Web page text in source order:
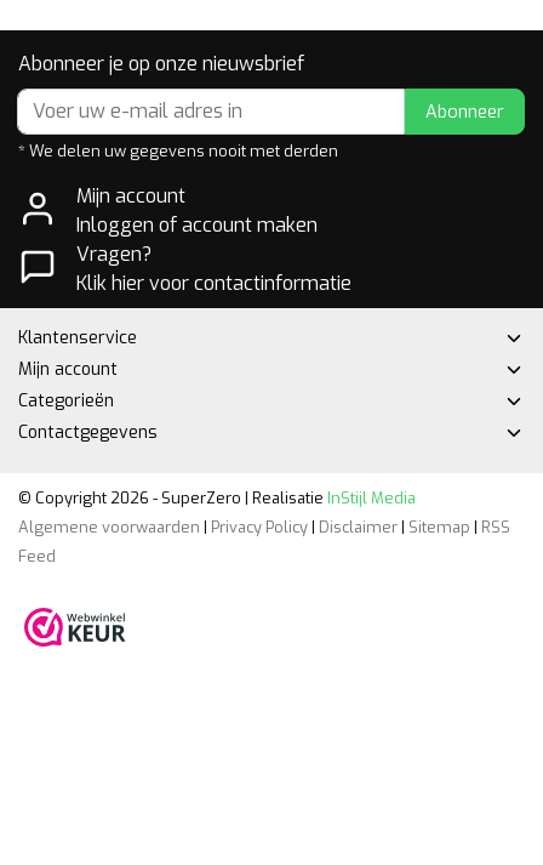
Abonneer je op onze nieuwsbrief
Abonneer
* We delen uw gegevens nooit met derden
Mijn account
Inloggen of account maken
Vragen?
Klik hier voor contactinformatie
Klantenservice
Mijn account
Categorieën
Contactgegevens
© Copyright 2026 - SuperZero | Realisatie InStijl Media
Algemene voorwaarden | Privacy Policy| Disclaimer| Sitemap | RSS
Feed